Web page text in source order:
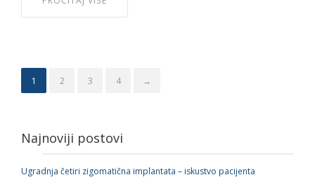
1 2 3 4 →
Najnoviji postovi
Ugradnja četiri zigomatična implantata – iskustvo pacijenta